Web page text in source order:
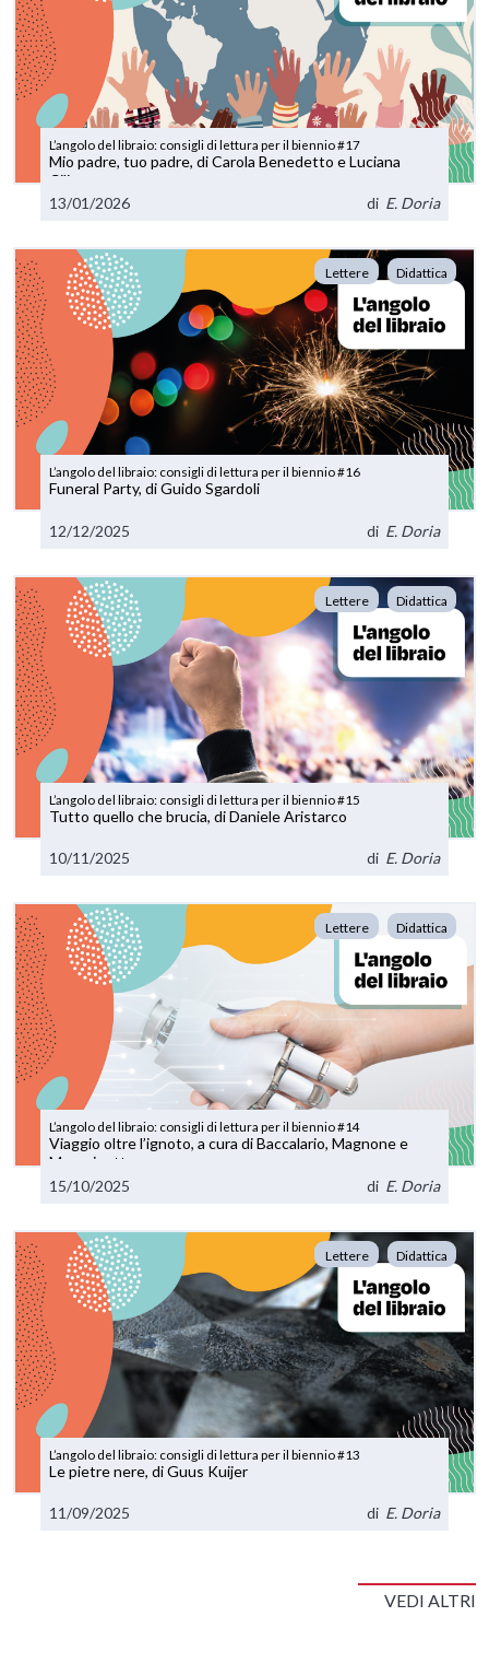
L’angolo del libraio: consigli di lettura per il biennio #17
Mio padre, tuo padre, di Carola Benedetto e Luciana
Ciliento
13/01/2026
di E. Doria
Lettere Didattica
L’angolo del libraio: consigli di lettura per il biennio #16
Funeral Party, di Guido Sgardoli
12/12/2025 di E. Doria
Lettere Didattica
L’angolo del libraio: consigli di lettura per il biennio #15
Tutto quello che brucia, di Daniele Aristarco
10/11/2025 di E. Doria
Lettere Didattica
L’angolo del libraio: consigli di lettura per il biennio #14
Viaggio oltre l’ignoto, a cura di Baccalario, Magnone e
Morosinotto
15/10/2025
di E. Doria
Lettere Didattica
L’angolo del libraio: consigli di lettura per il biennio #13
Le pietre nere, di Guus Kuijer
11/09/2025 di E. Doria
VEDI ALTRI